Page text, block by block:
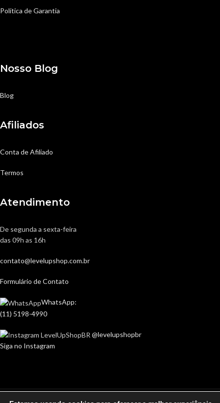
Política de Garantia
Nosso Blog
Blog
Afiliados
Conta de Afiliado
Termos
Atendimento
De segunda a sexta-feira
das 09h as 16h
contato@levelupshop.com.br
Formulário de Contato
WhatsApp:
(11) 5198-4990
@levelupshopbr
Siga no Instagram
LevelUp Shopé uma marca daRadiant Comércio Online Ltda.CNPJ